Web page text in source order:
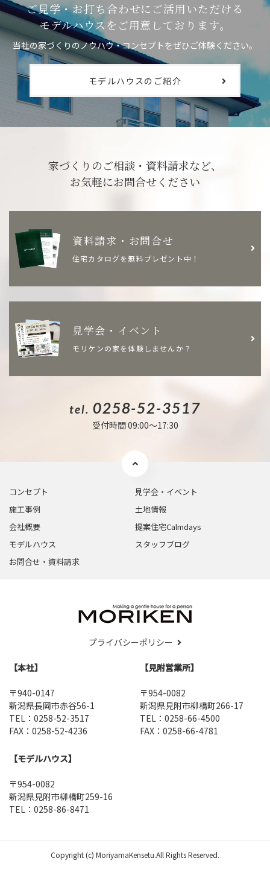
ご見学・お打ち合わせに ご活用いただける
モデルハウスを ご用意しております。
当社の家づくりのノウハウ・コンセプトをぜひご体験ください。
モデルハウスのご紹介
家づくりのご相談・資料請求など、
お気軽にお問合せください
資料請求・お問合せ
住宅カタログを無料プレゼント中！
見学会・イベント
モリケンの家を体験しませんか？
tel. 0258-52-3517
受付時間 09:00〜17:30
コンセプト
見学会・イベント
施工事例
土地情報
会社概要
提案住宅Calmdays
モデルハウス
スタッフブログ
お問合せ・資料請求
プライバシーポリシー
【本社】
〒940-0147
新潟県長岡市赤谷56-1
TEL：0258-52-3517
FAX：0258-52-4236
【見附営業所】
〒954-0082
新潟県見附市柳橋町266-17
TEL：0258-66-4500
FAX：0258-66-4781
【モデルハウス】
〒954-0082
新潟県見附市柳橋町259-16
TEL：0258-86-8471
Copyright (c) MoriyamaKensetu.All Rights Reserved.